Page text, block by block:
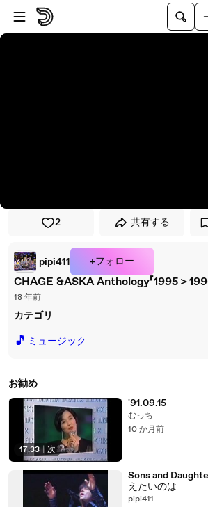
プレイヤーにスキップ
メインコンテンツにスキップ
2 共有する
pipi411 +フォロー
CHAGE &ASKA Anthology「1995＞
18 年前
カテゴリ
🎵 ミュージック
お勧め
17:33 | 次
'91.09.15
むっち
10 か月前
Sons and
えたいのは
pipi411